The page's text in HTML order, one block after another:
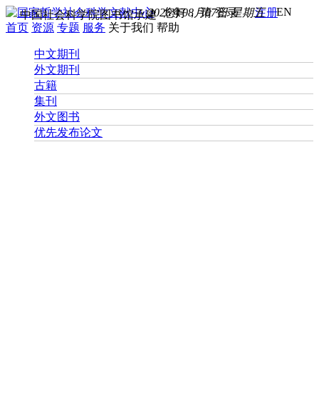
您好， 请登录 注册EN
2026年08月07日 星期五
中国社会科学院图书馆承建
首页 资源 专题 服务 关于我们 帮助
中文期刊
外文期刊
古籍
集刊
外文图书
优先发布论文